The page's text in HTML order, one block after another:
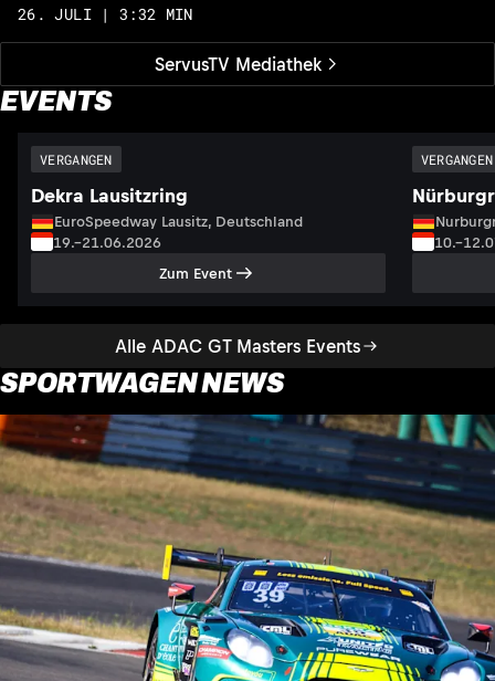
ServusTV Mediathek
26. JULI | 3:32 MIN
EVENTS
Alle ADAC GT Masters Events
VERGANGEN
Dekra Lausitzring
EuroSpeedway Lausitz, Deutschland
19.–21.06.2026
Zum Event
VERGANGEN
SPORTWAGEN NEWS